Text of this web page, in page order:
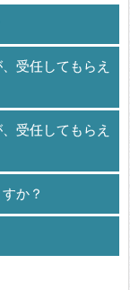
受任してもらえ
受任してもらえ
か？